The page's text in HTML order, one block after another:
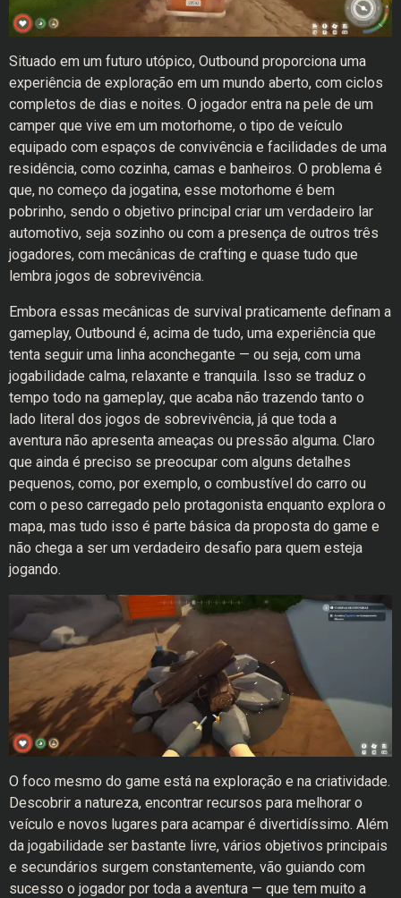
Situado em um futuro utópico, Outbound proporciona uma
experiência de exploração em um mundo aberto, com ciclos
completos de dias e noites. O jogador entra na pele de um
camper que vive em um motorhome, o tipo de veículo
equipado com espaços de convivência e facilidades de uma
residência, como cozinha, camas e banheiros. O problema é
que, no começo da jogatina, esse motorhome é bem
pobrinho, sendo o objetivo principal criar um verdadeiro lar
automotivo, seja sozinho ou com a presença de outros três
jogadores, com mecânicas de crafting e quase tudo que
lembra jogos de sobrevivência.
Embora essas mecânicas de survival praticamente definam a
gameplay, Outbound é, acima de tudo, uma experiência que
tenta seguir uma linha aconchegante — ou seja, com uma
jogabilidade calma, relaxante e tranquila. Isso se traduz o
tempo todo na gameplay, que acaba não trazendo tanto o
lado literal dos jogos de sobrevivência, já que toda a
aventura não apresenta ameaças ou pressão alguma. Claro
que ainda é preciso se preocupar com alguns detalhes
pequenos, como, por exemplo, o combustível do carro ou
com o peso carregado pelo protagonista enquanto explora o
mapa, mas tudo isso é parte básica da proposta do game e
não chega a ser um verdadeiro desafio para quem esteja
jogando.
O foco mesmo do game está na exploração e na criatividade.
Descobrir a natureza, encontrar recursos para melhorar o
veículo e novos lugares para acampar é divertidíssimo. Além
da jogabilidade ser bastante livre, vários objetivos principais
e secundários surgem constantemente, vão guiando com
sucesso o jogador por toda a aventura — que tem muito a